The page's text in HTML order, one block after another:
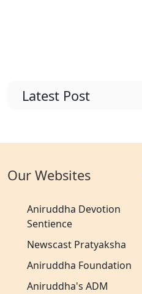
Latest Post
Our Websites
Aniruddha Devotion
Sentience
Newscast Pratyaksha
Aniruddha Foundation
Aniruddha's ADM